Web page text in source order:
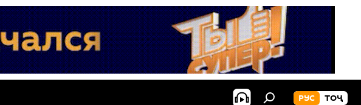
РУС ТОҶ